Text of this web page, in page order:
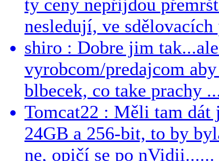
ty ceny nepřijdou
nesledují, ve sdělovacích
shiro : Dobre jim
vyrobcom/predajcom
blbecek, co take prachy
Tomcat22 : Měli tam dát
24GB a 256-bit, to by
ne, opičí se po nVidii......